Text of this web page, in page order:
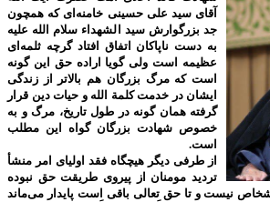
آقای سید علی حسینی خامنه‌ای که همچون
جد بزرگوارش سید الشهداء سلام الله علیه
به دست ناپاکان اتفاق افتاد گرچه ثلمه‌ای
عظیمه است ولی گویا اراده حق این گونه
است که مرگ بزرگان هم بالاتر از زندگی
ایشان در خدمت کلمة الله و حیات دین قرار
گرفته همان گونه در طول تاریخ، مرگ و به
خصوص شهادت بزرگان گواه این مطلب
است.
از طرفی دیگر هیچگاه فقد اولیای امر منشأ
تردید مومنان از پیروی طریقت حق نبوده
نیست و تا حق تعالی باقی است پایدار می‌ماند